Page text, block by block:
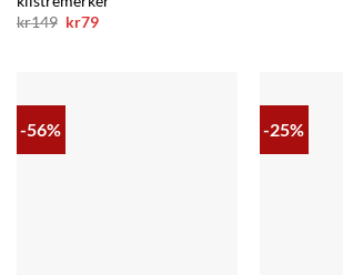
kr149 Opprinnelig
kr79Nåværende
-56% -25%